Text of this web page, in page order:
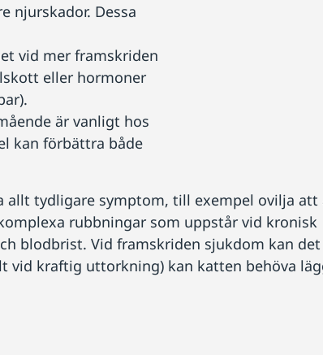
njurskador. Dessa
vid mer framskriden
eller hormoner
är vanligt hos
kan förbättra både
tydligare symptom, till exempel ovilja att
rubbningar som uppstår vid kronisk
blodbrist. Vid framskriden sjukdom kan det
vid kraftig uttorkning) kan katten behöva